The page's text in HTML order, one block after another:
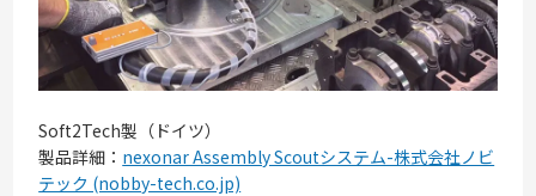
Soft2Tech製（ドイツ）
製品詳細： nexonar Assembly Scoutシステム-株式会社ノビ
テック (nobby-tech.co.jp)